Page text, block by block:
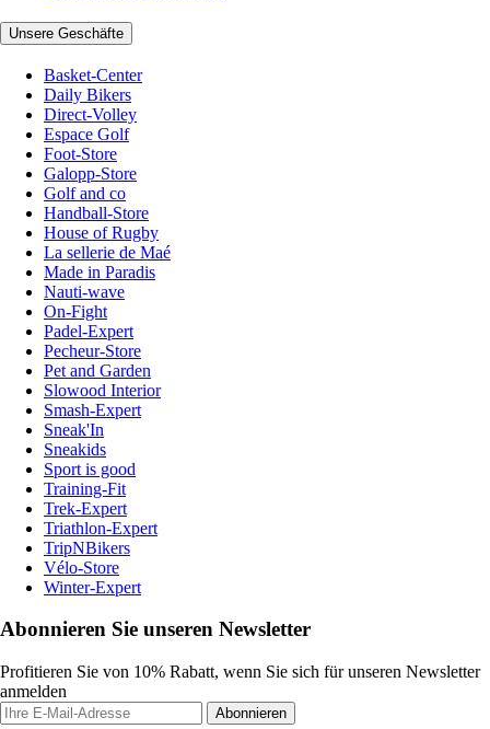
Unsere Geschäfte
Basket-Center
Daily Bikers
Direct-Volley
Espace Golf
Foot-Store
Galopp-Store
Golf and co
Handball-Store
House of Rugby
La sellerie de Maé
Made in Paradis
Nauti-wave
On-Fight
Padel-Expert
Pecheur-Store
Pet and Garden
Slowood Interior
Smash-Expert
Sneak'In
Sneakids
Sport is good
Training-Fit
Trek-Expert
Triathlon-Expert
TripNBikers
Vélo-Store
Winter-Expert
Abonnieren Sie unseren Newsletter
Profitieren Sie von 10% Rabatt, wenn Sie sich für unseren Newsletter
anmelden
Abonnieren